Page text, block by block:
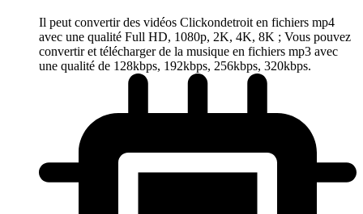
Il peut convertir des vidéos Clickondetroit en fichiers mp4
avec une qualité Full HD, 1080p, 2K, 4K, 8K ; Vous pouvez
convertir et télécharger de la musique en fichiers mp3 avec
une qualité de 128kbps, 192kbps, 256kbps, 320kbps.